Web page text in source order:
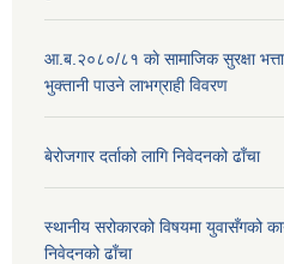
आ.ब.२०८०/८१ काे सामाजिक सुरक्षा
भुक्तानी पाउने लाभग्राही विवरण
बेरोजगार दर्ताको लागि निवेदनको ढाँचा
स्थानीय सरोकारको विषयमा युवासँगको
निवेदनको ढाँचा